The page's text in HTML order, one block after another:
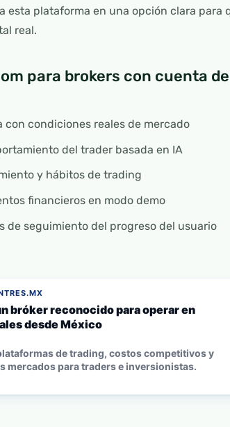
esta plataforma en una opción clara para
real.
para brokers con cuenta
condiciones reales de mercado
del trader basada en IA
y hábitos de trading
financieros en modo demo
de seguimiento del progreso del usuario
bróker reconocido para operar en
desde México
de trading, costos competitivos y
mercados para traders e inversionistas.